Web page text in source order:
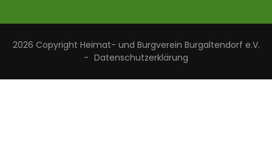
2026 Copyright Heimat- und Burgverein Burgaltendorf e.V.
- Datenschutzerklärung